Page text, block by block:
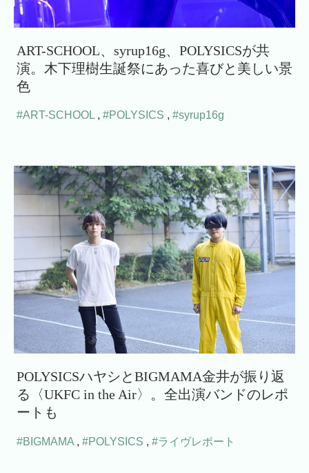
ART-SCHOOL、syrup16g、POLYSICSが共
演。木下理樹生誕祭にあった喜びと美しい景
色
#ART-SCHOOL , #POLYSICS , #syrup16g
POLYSICSハヤシとBIGMAMA金井が振り返
る〈UKFC in the Air〉。全出演バンドのレポ
ートも
#BIGMAMA , #POLYSICS , #ライヴレポート